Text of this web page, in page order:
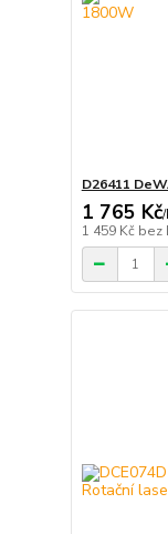
D26411
1 765 Kč/
1 459 Kč bez